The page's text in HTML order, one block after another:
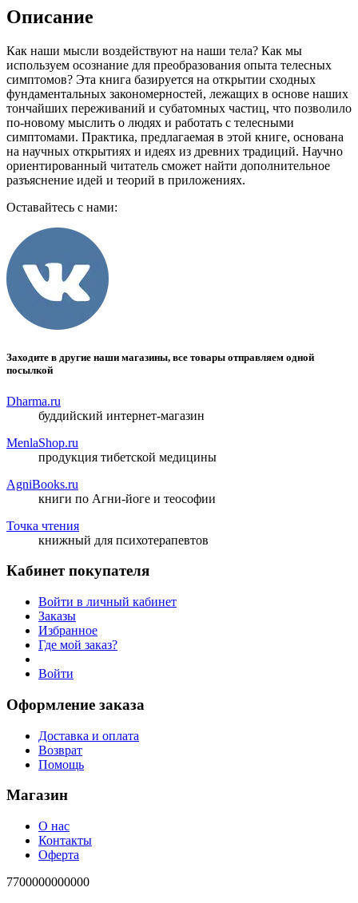
Описание
Как наши мысли воздействуют на наши тела? Как мы
используем осознание для преобразования опыта телесных
симптомов? Эта книга базируется на открытии сходных
фундаментальных закономерностей, лежащих в основе наших
тончайших переживаний и субатомных частиц, что позволило
по-новому мыслить о людях и работать с телесными
симптомами. Практика, предлагаемая в этой книге, основана
на научных открытиях и идеях из древних традиций. Научно
ориентированный читатель сможет найти дополнительное
разъяснение идей и теорий в приложениях.
Оставайтесь с нами:
Заходите в другие наши магазины, все товары отправляем одной
посылкой
Dharma.ru
буддийский интернет-магазин
MenlaShop.ru
продукция тибетской медицины
AgniBooks.ru
книги по Агни-йоге и теософии
Точка чтения
книжный для психотерапевтов
Кабинет покупателя
Войти в личный кабинет
Заказы
Избранное
Где мой заказ?
Войти
Оформление заказа
Доставка и оплата
Возврат
Помощь
Магазин
О нас
Контакты
Оферта
7700000000000